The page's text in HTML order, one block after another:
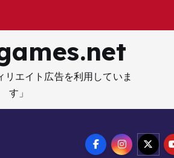
リエイト広告を利用していま
す」